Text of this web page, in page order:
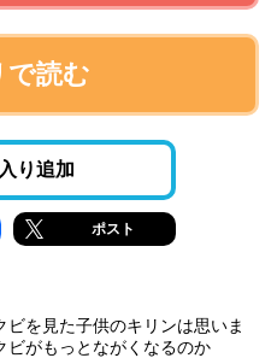
で読む
り追加
ポスト
を見た子供のキリンは思いま
ビがもっとながくなるのか